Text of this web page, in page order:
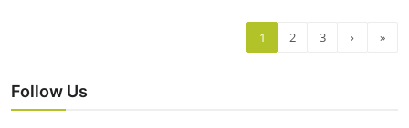
1 2 3 › »
Follow Us